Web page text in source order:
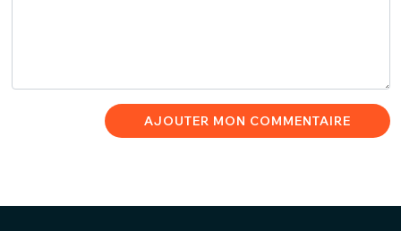
AJOUTER MON COMMENTAIRE